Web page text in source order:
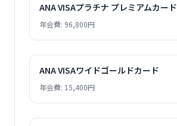
ANA VISAプラチナ プレミアムカード
年会費: 96,800円
ANA VISAワイドゴールドカード
年会費: 15,400円